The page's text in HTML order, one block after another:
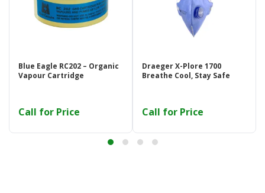
Blue Eagle RC202 – Organic
Vapour Cartridge
Call for Price
Draeger X-Plore 1700 ​
Breathe Cool, Stay Safe
Call for Price